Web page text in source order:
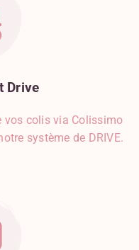
Drive
vos colis via Colissimo
système de DRIVE.